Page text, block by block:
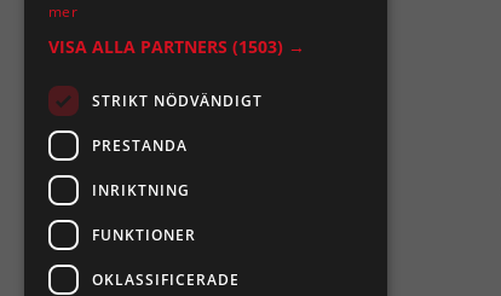
mer
VISA ALLA PARTNERS (1503) →
STRIKT NÖDVÄNDIGT
PRESTANDA
INRIKTNING
FUNKTIONER
OKLASSIFICERADE